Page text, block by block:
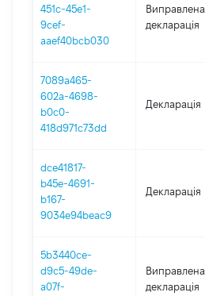
451c-45e1-
9cef-
aaef40bcb030
Виправлена
декларація
7089a465-
602a-4698-
b0c0-
418d971c73dd
Декларація
dce41817-
b45e-4691-
b167-
9034e94beac9
Декларація
5b3440ce-
d9c5-49de-
a07f-
Виправлена
декларація